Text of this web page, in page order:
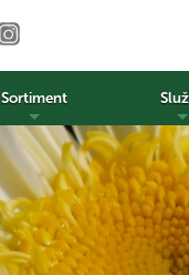
Sortiment